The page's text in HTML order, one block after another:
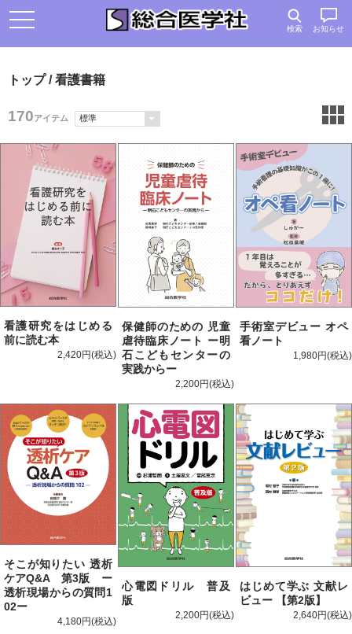
検索 お知らせ
トップ/ 看護書籍
170アイテム
看護研究をはじめる
前に読む本
2,420円
保健師のための 児童
虐待臨床ノート ー明
石こどもセンターの
実践からー
2,200円
手術室デビュー オペ
看ノート
1,980円
そこが知りたい 透析
ケアQ&A 第3版 ー
透析現場からの質問1
02ー
4,180円
心電図ドリル 普及
版
2,200円
はじめて学ぶ 文献レ
ビュー 【第2版】
2,640円